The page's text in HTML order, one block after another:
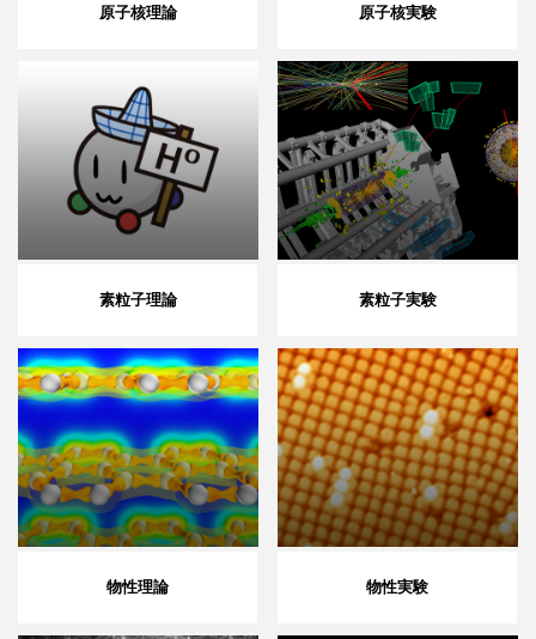
原子核理論 原子核実験
素粒子理論 素粒子実験
物性理論 物性実験